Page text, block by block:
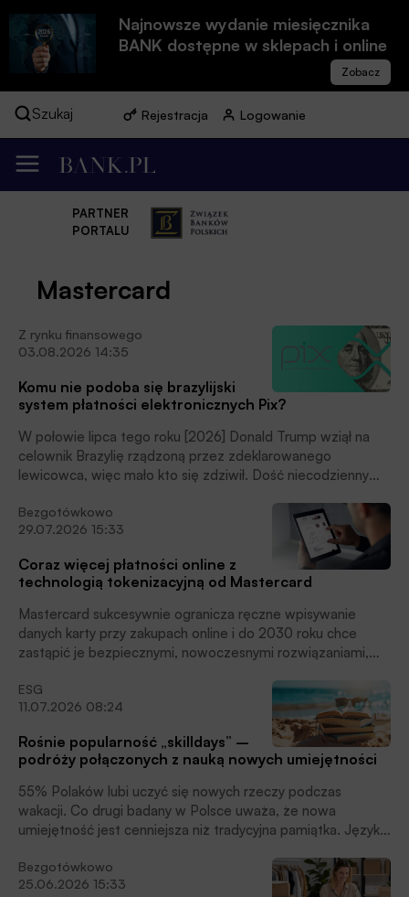
Najnowsze wydanie miesięcznika
BANK dostępne w sklepach i online
Szukaj Rejestracja Logowanie
PARTNER
PORTALU
Mastercard
Z rynku finansowego
03.08.2026 14:35
Komu nie podoba się brazylijski
system płatności elektronicznych Pix?
W połowie lipca tego roku [2026] Donald Trump wziął na
celownik Brazylię rządzoną przez zdeklarowanego
lewicowca, więc mało kto się zdziwił. Dość niecodzienny
celnej Donalda Trumpa. Nie podoba mu się mianowicie Pix
– robiący tam furorę brazylijski system płatności, stworzony
i działający pod kontrolą tamtejszego banku centralnego –
pisze Jan Cipiur.
Bezgotówkowo
29.07.2026 15:33
Coraz więcej płatności online z
technologią tokenizacyjną od Mastercard
Mastercard sukcesywnie ogranicza ręczne wpisywanie
danych karty przy zakupach online i do 2030 roku chce
zastąpić je bezpiecznymi, nowoczesnymi rozwiązaniami,
prasowej.
ESG
11.07.2026 08:24
Rośnie popularność „skilldays” –
podróży połączonych z nauką nowych umiejętności
55% Polaków lubi uczyć się nowych rzeczy podczas
wakacji. Co drugi badany w Polsce uważa, że nowa
umiejętność jest cenniejsza niż tradycyjna pamiątka. Języki i
Polacy najchętniej uczyliby się w podróży, czytamy w
informacji prasowej Mastercard.
Bezgotówkowo
25.06.2026 15:33